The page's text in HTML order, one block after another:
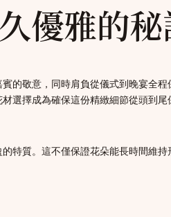
優雅的
的敬意，同時肩負從儀式到晚宴全
選擇成為確保這份精緻細節從頭到尾
的特質。這不僅保證花朵能長時間維